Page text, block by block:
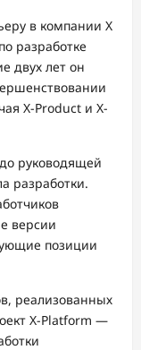
в компании X
разработке
двух лет он
X-Product и X-
руководящей
разработки.
версии
позиции
реализованных
X-Platform —